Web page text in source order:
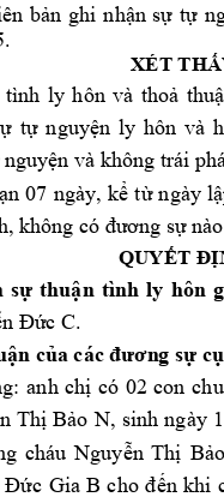
bản ghi nhận sự tự
XÉT
tình ly hôn và thoả
tự nguyện ly hôn và
nguyện và không trái
07 ngày, kể từ ngày
không có đương sự
QUYẾT
sự thuận tình ly hôn
Đức C.
của các đương sự
anh chị có 02 con
Thị Bảo N, sinh ngày
cháu Nguyễn Thị Bảo
Đức Gia B cho đến khi